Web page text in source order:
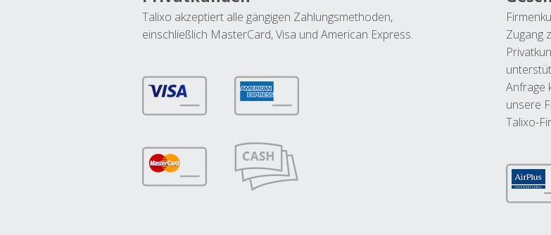
Talixo akzeptiert alle gängigen Zahlungsmethoden,
einschließlich MasterCard, Visa und American Express.
Zugang
Anfrage
unsere
Talixo-